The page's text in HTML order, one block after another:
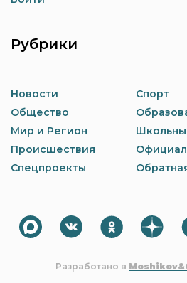
Рубрики
Новости
Общество
Мир и Регион
Происшествия
Спецпроекты
Спорт
Разработано в